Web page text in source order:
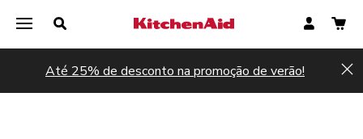
Até 25% de desconto na promoção de verão!